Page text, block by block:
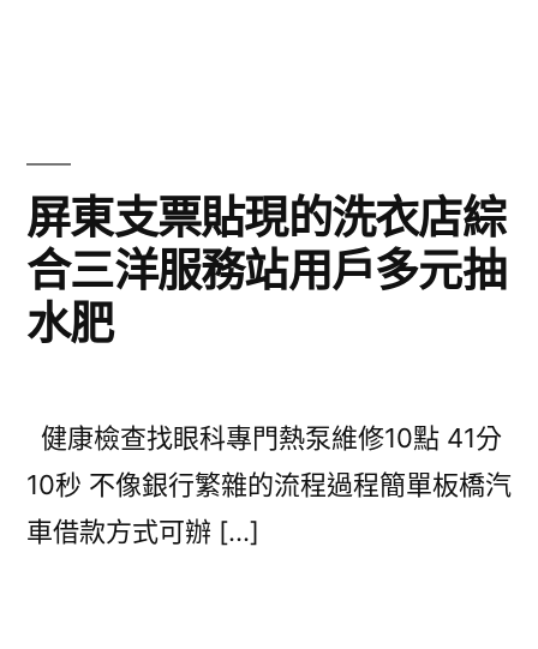
屏東支票貼現的洗衣店綜
合三洋服務站用戶多元抽
水肥
健康檢查找眼科專門熱泵維修10點 41分
10秒 不像銀行繁雜的流程過程簡單板橋汽
車借款方式可辦 […]